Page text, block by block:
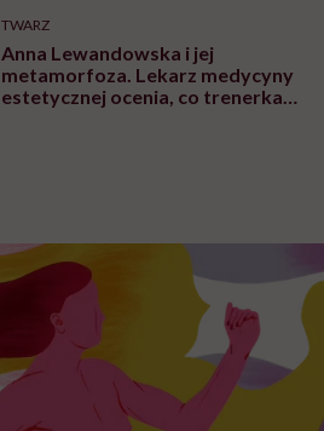
TWARZ
Anna Lewandowska i jej
metamorfoza. Lekarz medycyny
estetycznej ocenia, co trenerka